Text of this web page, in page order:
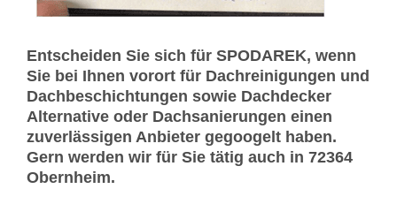
Entscheiden Sie sich für SPODAREK, wenn
Sie bei Ihnen vorort für Dachreinigungen und
Dachbeschichtungen sowie Dachdecker
Alternative oder Dachsanierungen einen
zuverlässigen Anbieter gegoogelt haben.
Gern werden wir für Sie tätig auch in 72364
Obernheim.